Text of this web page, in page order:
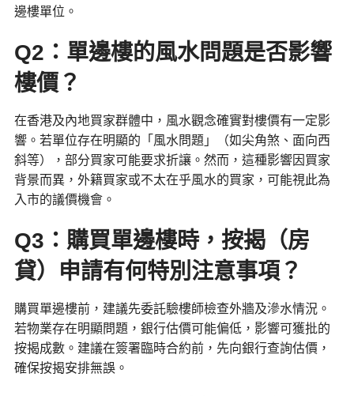
邊樓單位。
Q2：單邊樓的風水問題是否影響
樓價？
在香港及內地買家群體中，風水觀念確實對樓價有一定影
響。若單位存在明顯的「風水問題」（如尖角煞、面向西
斜等），部分買家可能要求折讓。然而，這種影響因買家
背景而異，外籍買家或不太在乎風水的買家，可能視此為
入市的議價機會。
Q3：購買單邊樓時，按揭（房
貸）申請有何特別注意事項？
購買單邊樓前，建議先委託驗樓師檢查外牆及滲水情況。
若物業存在明顯問題，銀行估價可能偏低，影響可獲批的
按揭成數。建議在簽署臨時合約前，先向銀行查詢估價，
確保按揭安排無誤。